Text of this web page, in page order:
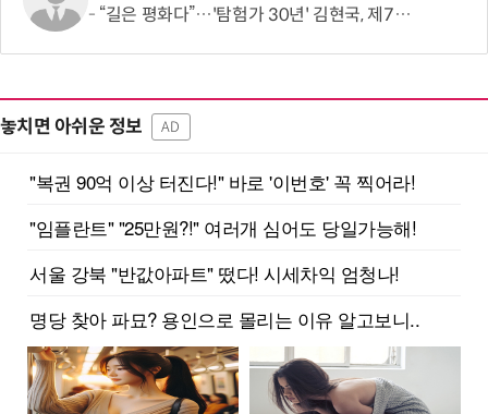
“길은 평화다”…'탐험가 30년' 김현국, 제7차 유라시아 대륙횡단 나선다
놓치면 아쉬운 정보 AD